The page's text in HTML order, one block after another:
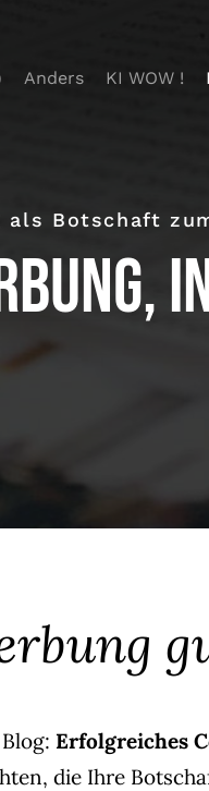
Anders KI WOW !
als Botschaft
Erfolgreiches
die Ihre